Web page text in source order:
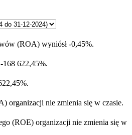
(ROA) wyniósł -0,45%.
168 622,45%.
organizacji nie zmienia się w czasie.
(ROE) organizacji nie zmienia się w